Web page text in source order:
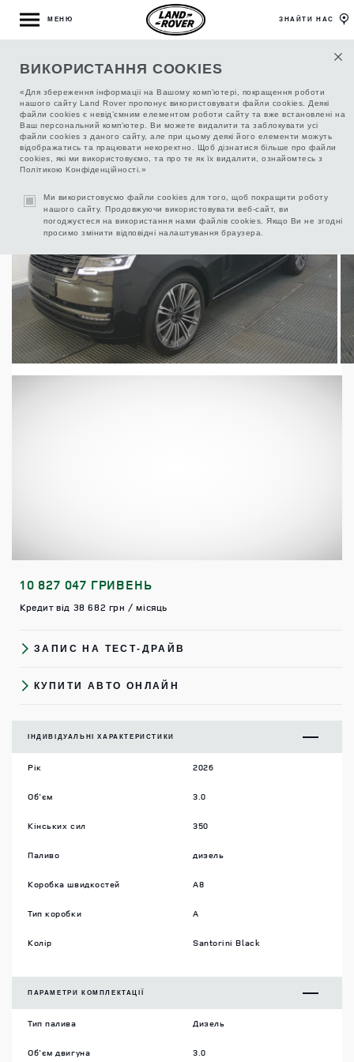
ВИКОРИСТАННЯ COOKIES
«Для збереження інформаціі на Вашому комп’ютері, покращення роботи
нашого сайту Land Rover пропонує використовувати файли cookies. Деякі
файли cookies є невід’ємним елементом роботи сайту та вже встановлені на
Ваш персональний комп’ютер. Ви можете видалити та заблокувати усі
файли cookies з даного сайту, але при цьому деякі його елементи можуть
відображатись та працювати некоректно. Щоб дізнатися більше про файли
cookies, які ми використовуємо, та про те як їх видалити, ознайомтесь з
Політикою Конфіденційності.»
Ми використовуємо файли cookies для того, щоб покращити роботу
нашого сайту. Продовжуючи використовувати веб-сайт, ви
погоджуєтеся на використання нами файлів cookies. Якщо Ви не згодні
просимо змінити відповідні налаштування браузера.
МЕНЮ ЗНАЙТИ НАС
НАЗАД ДО ПІДБОРУ АВТО
RANGE ROVER 3.0 350 AUTOBIOGRAPHY , 2026
10 827 047 ГРИВЕНЬ
Кредит від 38 682 грн / місяць
ЗАПИС НА ТЕСТ-ДРАЙВ
КУПИТИ АВТО ОНЛАЙН
ІНДИВІДУАЛЬНІ ХАРАКТЕРИСТИКИ
Рік 2026
Об'єм 3.0
Кінських сил 350
Паливо дизель
Коробка швидкостей A8
Тип коробки A
Колір Santorini Black
ПАРАМЕТРИ КОМПЛЕКТАЦІЇ
Тип палива Дизель
Об'єм двигуна 3.0